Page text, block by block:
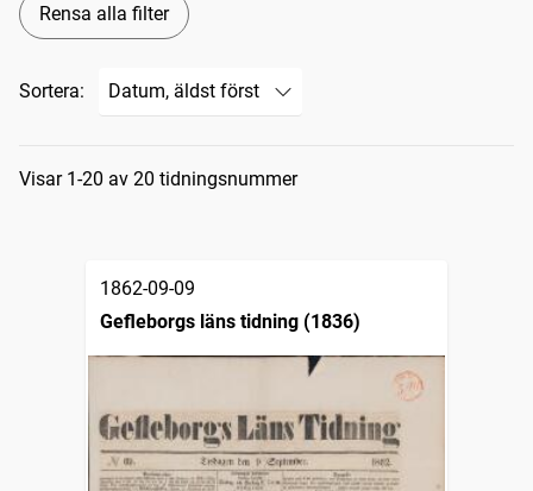
Rensa alla filter
Sortera:
Sökresultat
Visar 1-20 av 20 tidningsnummer
1862-09-09
Gefleborgs läns tidning (1836)